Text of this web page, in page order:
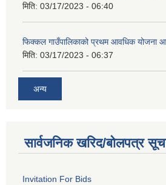
मिति: 03/17/2023 - 06:40
फिक्कल गाउँपालिकाको प्रथम आवधिक
मिति: 03/17/2023 - 06:37
अन्य
सार्वजनिक खरिद/बोलपत्र
Invitation For Bids